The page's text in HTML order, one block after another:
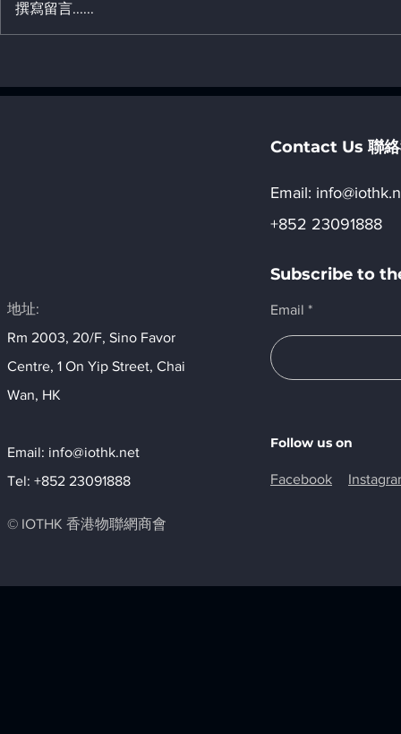
型交流日2026」活動詳情
Thailand,
撰寫留言......
地址:
Rm 2003, 20/F, Sino Favor
Centre, 1 On Yip Street, Chai
Wan, HK​
Email: info@iothk.net
Tel: +852 23091888
© IOTHK 香港物聯網商會
Contact Us 聯
Email:​
+852 23091888
Subscribe to
Email
Follow us on
Facebook